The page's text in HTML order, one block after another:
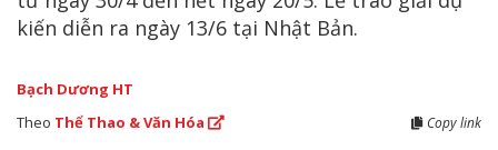
kiến diễn ra ngày 13/6 tại Nhật Bản.
Bạch Dương HT
Theo Thể Thao & Văn Hóa Copy link